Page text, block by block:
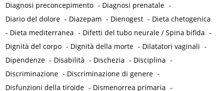
Diagnosi preconcepimento - Diagnosi prenatale -
Diario del dolore - Diazepam - Dienogest - Dieta chetogenica
- Dieta mediterranea - Difetti del tubo neurale / Spina bifida -
Dignità del corpo - Dignità della morte - Dilatatori vaginali -
Dipendenze - Disabilità - Dischezia - Disciplina -
Discriminazione - Discriminazione di genere -
Disfunzioni della tiroide - Dismenorrea primaria -